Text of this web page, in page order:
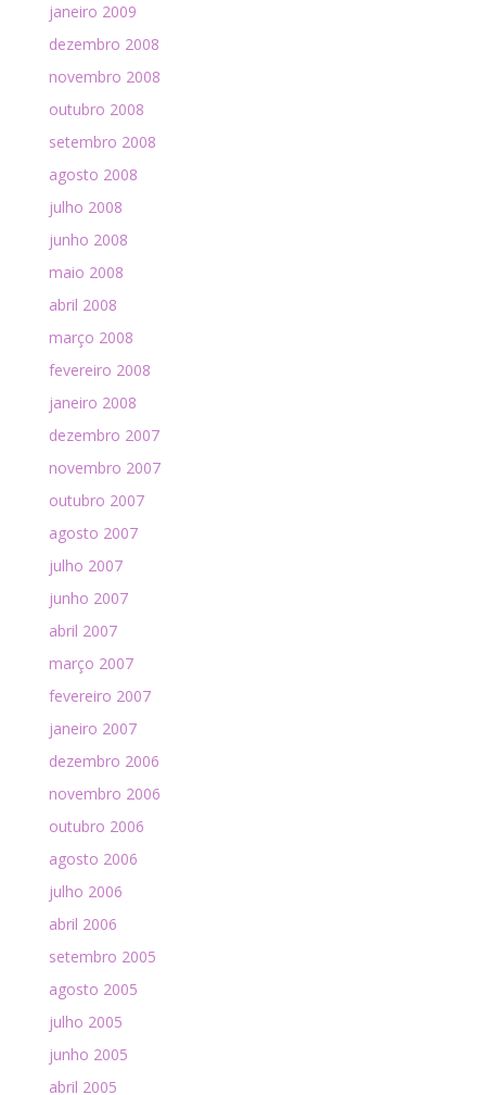
janeiro 2009
dezembro 2008
novembro 2008
outubro 2008
setembro 2008
agosto 2008
julho 2008
junho 2008
maio 2008
abril 2008
março 2008
fevereiro 2008
janeiro 2008
dezembro 2007
novembro 2007
outubro 2007
agosto 2007
julho 2007
junho 2007
abril 2007
março 2007
fevereiro 2007
janeiro 2007
dezembro 2006
novembro 2006
outubro 2006
agosto 2006
julho 2006
abril 2006
setembro 2005
agosto 2005
julho 2005
junho 2005
abril 2005